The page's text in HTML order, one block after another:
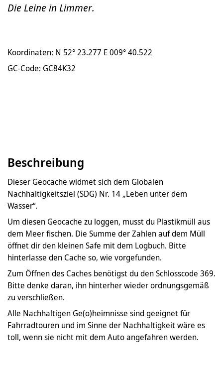
Die Leine in Limmer.
Koordinaten: N 52° 23.277 E 009° 40.522
GC-Code: GC84K32
Beschreibung
Dieser Geocache widmet sich dem Globalen
Nachhaltigkeitsziel (SDG) Nr. 14 „Leben unter dem
Wasser“.
Um diesen Geocache zu loggen, musst du Plastikmüll aus
dem Meer fischen. Die Summe der Zahlen auf dem Müll
öffnet dir den kleinen Safe mit dem Logbuch. Bitte
hinterlasse den Cache so, wie vorgefunden.
Zum Öffnen des Caches benötigst du den Schlosscode 369.
Bitte denke daran, ihn hinterher wieder ordnungsgemäß
zu verschließen.
Alle Nachhaltigen Ge(o)heimnisse sind geeignet für
Fahrradtouren und im Sinne der Nachhaltigkeit wäre es
toll, wenn sie nicht mit dem Auto angefahren werden.